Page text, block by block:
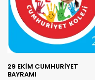
29 EKİM CUMHURİYET
BAYRAMI